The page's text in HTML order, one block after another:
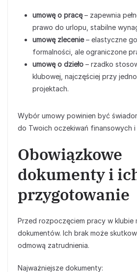
umowę o pracę– zapewnia
prawo do urlopu, stabilne
umowę zlecenie– elastyczne
formalności, ale ograniczone
umowę o dzieło – rzadko
klubowej, najczęściej przy
projektach.
Wybór umowy powinien być
do Twoich oczekiwań finansowych
Obowiązkowe
dokumenty i
przygotowanie
Przed rozpoczęciem pracy w klubie
dokumentów. Ich brak może
odmową zatrudnienia.
Najważniejsze dokumenty: